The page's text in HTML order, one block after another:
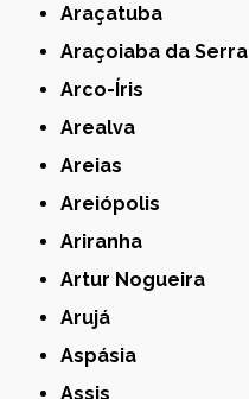
Araçatuba
Araçoiaba da Serra
Arco-Íris
Arealva
Areias
Areiópolis
Ariranha
Artur Nogueira
Arujá
Aspásia
Assis